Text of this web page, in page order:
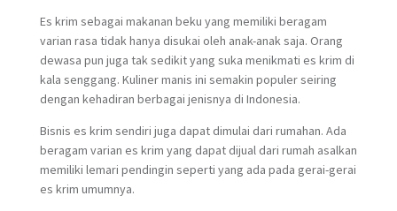
Es krim sebagai makanan beku yang memiliki beragam
varian rasa tidak hanya disukai oleh anak-anak saja. Orang
dewasa pun juga tak sedikit yang suka menikmati es krim di
kala senggang. Kuliner manis ini semakin populer seiring
dengan kehadiran berbagai jenisnya di Indonesia.
Bisnis es krim sendiri juga dapat dimulai dari rumahan. Ada
beragam varian es krim yang dapat dijual dari rumah asalkan
memiliki lemari pendingin seperti yang ada pada gerai-gerai
es krim umumnya.